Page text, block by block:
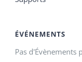
ÉVÉNEMENTS
Pas d'Évènements